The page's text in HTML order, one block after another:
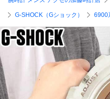
G-SHOCK（Gショック） 6900